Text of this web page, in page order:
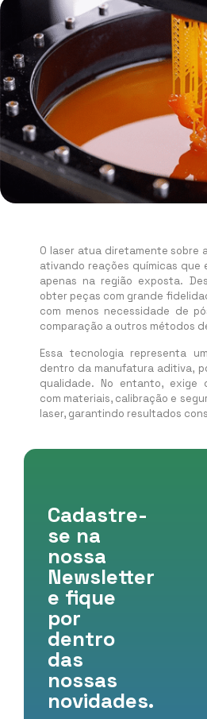
O laser atua diretamente sobre
ativando reações químicas que
apenas na região exposta.
obter peças com grande
com menos necessidade de
comparação a outros métodos
Essa tecnologia representa
dentro da manufatura aditiva,
qualidade. No entanto, exige
com materiais, calibração e
laser, garantindo resultados
Cadastre-
se na
nossa
Newsletter
e fique
por
dentro
das
nossas
novidades.